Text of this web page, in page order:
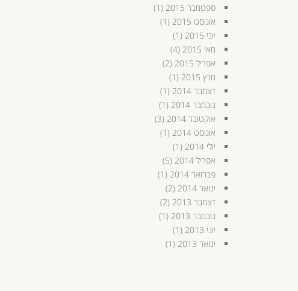
ספטמבר 2015
(1)
אוגוסט 2015
(1)
יוני 2015
(1)
מאי 2015
(4)
אפריל 2015
(2)
מרץ 2015
(1)
דצמבר 2014
(1)
נובמבר 2014
(1)
אוקטובר 2014
(3)
אוגוסט 2014
(1)
יולי 2014
(1)
אפריל 2014
(5)
פברואר 2014
(1)
ינואר 2014
(2)
דצמבר 2013
(2)
נובמבר 2013
(1)
יוני 2013
(1)
ינואר 2013
(1)